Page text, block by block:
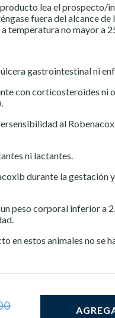
lea el prospecto/
fuera del alcance de
temperatura no mayor a
gastrointestinal ni
con corticosteroides ni
al
ni lactantes.
durante la gestación
peso corporal inferior a
en estos animales no se